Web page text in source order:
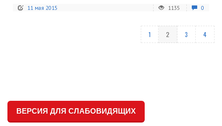
11 мая 2015
1135 0
1 2 3 4
ВЕРСИЯ ДЛЯ СЛАБОВИДЯЩИХ